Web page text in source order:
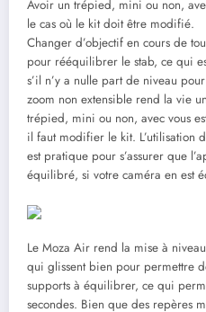
Avoir un trépied, mini ou non,
le cas où le kit doit être modifié.
Changer d’objectif en cours de
pour rééquilibrer le stab, ce qui
s’il n’y a nulle part de niveau
zoom non extensible rend la vie
trépied, mini ou non, avec vous
il faut modifier le kit. L’utilisation
est pratique pour s’assurer que
équilibré, si votre caméra en est
Le Moza Air rend la mise à
qui glissent bien pour permettre
supports à équilibrer, ce qui
secondes. Bien que des repères